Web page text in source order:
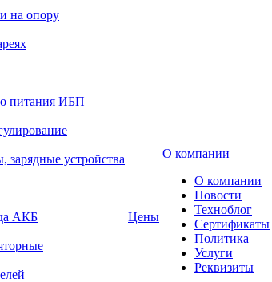
на опору
питания ИБП
зарядные устройства
АКБ Цены
О компании
О компании
Новости
Техноблог
Сертификаты
Политика
Услуги
Реквизиты